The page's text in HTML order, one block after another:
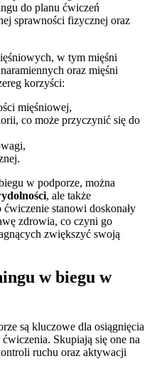
do planu ćwiczeń
sprawności fizycznej oraz
w tym mięśni
oraz mięśni
korzyści:
mięśniowej,
co może przyczynić się do
w podporze, można
, ale także
stanowi doskonały
zdrowia, co czyni go
zwiększyć swoją
w biegu w
są kluczowe dla osiągnięcia
Skupiają się one na
ruchu oraz aktywacji